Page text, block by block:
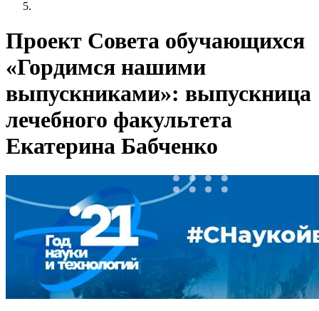
Проект Совета обучающихся
«Гордимся нашими
выпускниками»: выпускница
лечебного факультета
Екатерина Бабченко